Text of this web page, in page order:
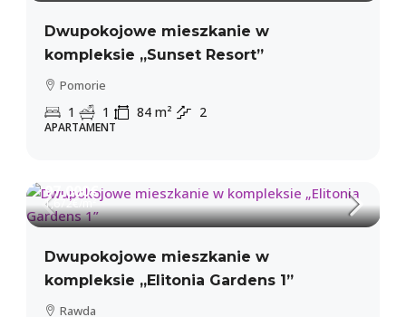
Dwupokojowe mieszkanie w
kompleksie „Sunset Resort”
Pomorie
1 1 84 m² 2
APARTAMENT
97,000€
1,672€ /m²
Dwupokojowe mieszkanie w
kompleksie „Elitonia Gardens 1”
Rawda